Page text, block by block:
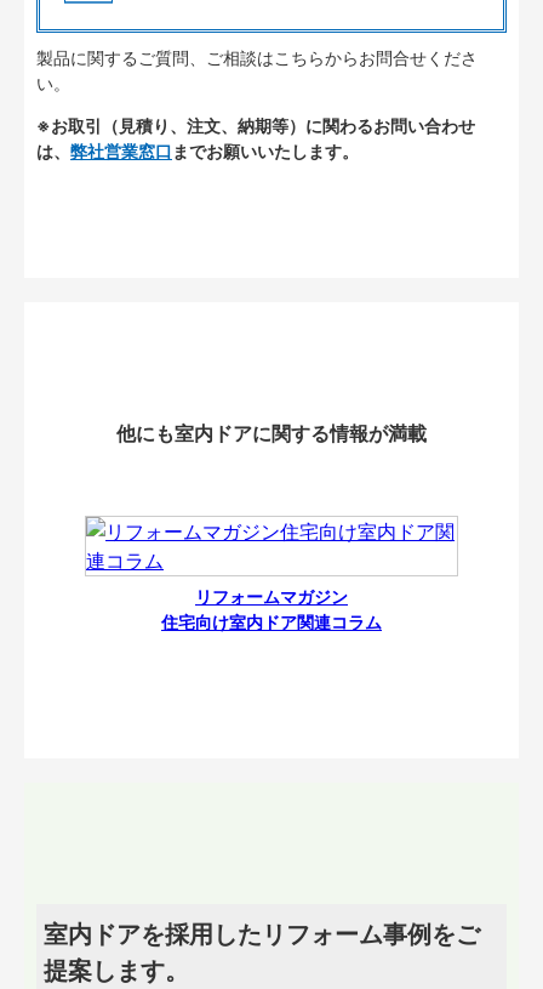
製品に関するご質問、ご相談はこちらからお問合せくださ
い。
※お取引（見積り、注文、納期等）に関わるお問い合わせ
は、 弊社営業窓口 までお願いいたします。
他にも室内ドアに関する情報が満載
リフォームマガジン
住宅向け室内ドア関連コラム
室内ドアを採用したリフォーム事例をご
提案します。